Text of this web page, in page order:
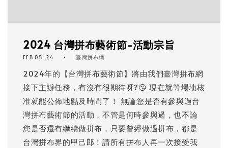
2024 台灣拼布藝術節-活動宗旨
FEB 05, 24 臺灣拼布網
2024年的【台灣拼布藝術節】將由我們臺灣拼布網
接下主辦任務，有沒有很期待呀?😘 現在就等場地核
准就能公佈地點及時間了！ 無論您是否有參與過台
灣拼布藝術節的活動，不管是何時參與過，也不論
您是否還有繼續做拼布，只要曾經做過拼布，都是
台灣拼布界的甲己郎！請所有拼布人再一次接受我